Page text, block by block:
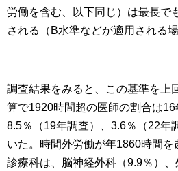
労働を含む、以下同じ）は最長で
される（B水準などが適用される場
調査結果をみると、この基準を上
算で1920時間超の医師の割合は16
8.5％（19年調査）、3.6％（22年
いた。時間外労働が年1860時間
診療科は、脳神経外科（9.9％）